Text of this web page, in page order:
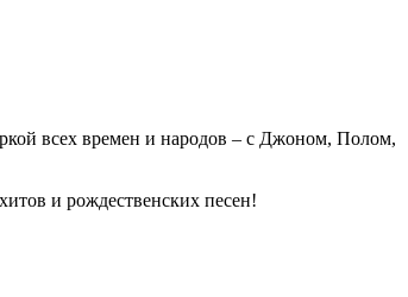
всех времен и народов – с Джоном, Полом,
и рождественских песен!